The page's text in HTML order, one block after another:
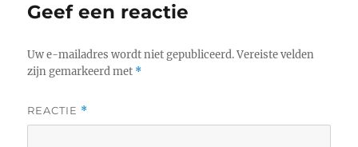
Geef een reactie
Uw e-mailadres wordt niet gepubliceerd. Vereiste velden
zijn gemarkeerd met *
REACTIE *